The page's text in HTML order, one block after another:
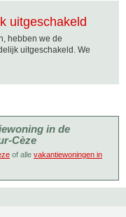
uitgeschakeld
hebben we de
uitgeschakeld. We
in de
Cèze
of alle vakantiewoningen in